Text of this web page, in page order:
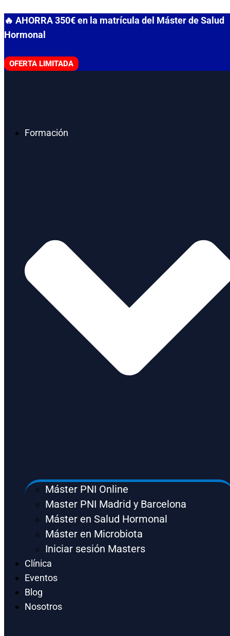
al
contenido
🔥 AHORRA 350€ en la matrícula del Máster de Salud
Hormonal
OFERTA LIMITADA
Formación
Máster PNI Online
Master PNI Madrid y Barcelona
Máster en Salud Hormonal
Máster en Microbiota
Iniciar sesión Masters
Clínica
Eventos
Blog
Nosotros